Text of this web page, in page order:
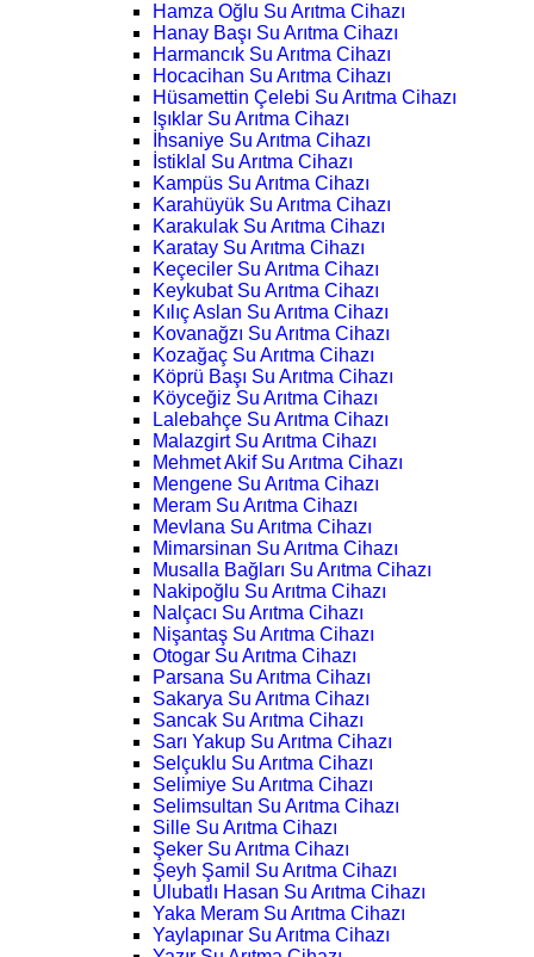
Hamza Oğlu Su Arıtma Cihazı
Hanay Başı Su Arıtma Cihazı
Harmancık Su Arıtma Cihazı
Hocacihan Su Arıtma Cihazı
Hüsamettin Çelebi Su Arıtma Cihazı
Işıklar Su Arıtma Cihazı
İhsaniye Su Arıtma Cihazı
İstiklal Su Arıtma Cihazı
Kampüs Su Arıtma Cihazı
Karahüyük Su Arıtma Cihazı
Karakulak Su Arıtma Cihazı
Karatay Su Arıtma Cihazı
Keçeciler Su Arıtma Cihazı
Keykubat Su Arıtma Cihazı
Kılıç Aslan Su Arıtma Cihazı
Kovanağzı Su Arıtma Cihazı
Kozağaç Su Arıtma Cihazı
Köprü Başı Su Arıtma Cihazı
Köyceğiz Su Arıtma Cihazı
Lalebahçe Su Arıtma Cihazı
Malazgirt Su Arıtma Cihazı
Mehmet Akif Su Arıtma Cihazı
Mengene Su Arıtma Cihazı
Meram Su Arıtma Cihazı
Mevlana Su Arıtma Cihazı
Mimarsinan Su Arıtma Cihazı
Musalla Bağları Su Arıtma Cihazı
Nakipoğlu Su Arıtma Cihazı
Nalçacı Su Arıtma Cihazı
Nişantaş Su Arıtma Cihazı
Otogar Su Arıtma Cihazı
Parsana Su Arıtma Cihazı
Sakarya Su Arıtma Cihazı
Sancak Su Arıtma Cihazı
Sarı Yakup Su Arıtma Cihazı
Selçuklu Su Arıtma Cihazı
Selimiye Su Arıtma Cihazı
Selimsultan Su Arıtma Cihazı
Sille Su Arıtma Cihazı
Şeker Su Arıtma Cihazı
Şeyh Şamil Su Arıtma Cihazı
Ulubatlı Hasan Su Arıtma Cihazı
Yaka Meram Su Arıtma Cihazı
Yaylapınar Su Arıtma Cihazı